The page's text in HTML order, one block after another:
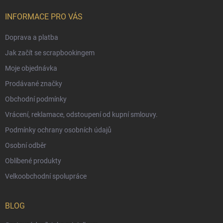
INFORMACE PRO VÁS
Doprava a platba
Jak začít se scrapbookingem
Moje objednávka
Prodávané značky
Obchodní podmínky
Vrácení, reklamace, odstoupení od kupní smlouvy.
Podmínky ochrany osobních údajů
Osobní odběr
Oblíbené produkty
Velkoobchodní spolupráce
BLOG